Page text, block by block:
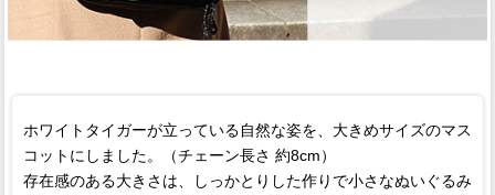
ホワイトタイガーが立っている自然な姿を、大きめサイズのマス
コットにしました。（チェーン長さ 約8cm）
存在感のある大きさは、しっかとりした作りで小さなぬいぐるみ